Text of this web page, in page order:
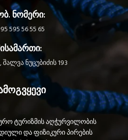
ნომერი:
595 56 55 65
ნუცუბიძის 193
ტურიზმის აღჭურვილობის
და ფიზიკური პირების